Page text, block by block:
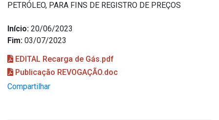
PETRÓLEO, PARA FINS DE REGISTRO DE PREÇOS
Início: 20/06/2023
Fim: 03/07/2023
EDITAL Recarga de Gás.pdf
Publicação REVOGAÇÃO.doc
Compartilhar